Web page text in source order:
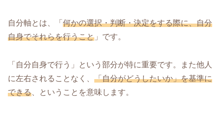
自分軸とは、「 何かの選択・判断・決定をする際に、自分
自身でそれらを行うこと 」です。
「自分自身で行う」という部分が特に重要です。また他人
に左右されることなく、 「自分がどうしたいか」を基準に
できる 、ということを意味します。